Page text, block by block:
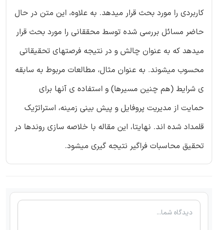
کاربردی را مورد بحث قرار میدهد. به علاوه، این متن در حال
حاضر مسائل بررسی شده توسط محققانی را مورد بحث قرار
میدهد که به عنوان چالش و در نتیجه فرصتهای تحقیقاتی
محسوب میشوند. به عنوان مثال، مطالعات مربوط به سابقه
ی شرایط (هم چنین مسیرها) و استفاده ی آنها برای
حمایت از مدیریت پروفایل و پیش بینی زمینه، استراتژیک
قلمداد شده اند. نهایتا، این مقاله با خلاصه سازی روندها در
تحقیق محاسبات فراگیر نتیجه گیری میشود.